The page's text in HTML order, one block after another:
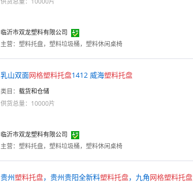
临沂市双龙塑料有限公司
主营： 塑料托盘，塑料垃圾桶，塑料休闲桌椅
乳山双面网格塑料托盘1412 威海塑料托盘
类目： 载货和仓储
供货总量：10000片
临沂市双龙塑料有限公司
主营： 塑料托盘，塑料垃圾桶，塑料休闲桌椅
贵州塑料托盘，贵州贵阳全新料塑料托盘，九角网格塑料托盘